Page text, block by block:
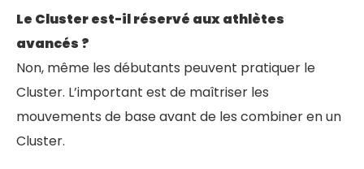
Le Cluster est-il réservé aux athlètes
avancés ?
Non, même les débutants peuvent pratiquer le
Cluster. L’important est de maîtriser les
mouvements de base avant de les combiner en un
Cluster.